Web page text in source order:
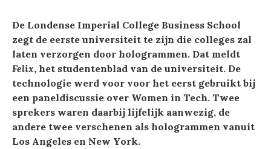
De Londense Imperial College Business School
zegt de eerste universiteit te zijn die colleges zal
laten verzorgen door hologrammen. Dat meldt
Felix, het studentenblad van de universiteit. De
technologie werd voor voor het eerst gebruikt bij
een paneldiscussie over Women in Tech. Twee
sprekers waren daarbij lijfelijk aanwezig, de
andere twee verschenen als hologrammen vanuit
Los Angeles en New York.